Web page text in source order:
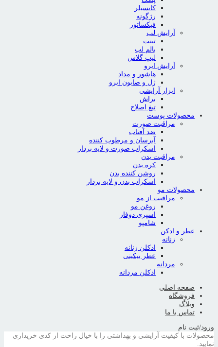
کانسیلر
رژگونه
فیکساتور
آرایش لب
تینت
بالم لب
لیپ گلاس
آرایش ابرو
هاشور و مداد
ژل و صابون ابرو
ابزار آرایشی
براش
تیغ اصلاح
محصولات پوست
مراقبت صورت
ضد آفتاب
آبرسان و مرطوب کننده
اسکراب صورت و لایه بردار
مراقبت بدن
کره بدن
روشن کننده بدن
اسکراب بدن و لایه بردار
محصولات مو
مراقبت از مو
روغن مو
اسپری دوفاز
شامپو
عطر و ادکن
زنانه
ادکلن زنانه
عطر بیکینی
مردانه
ادکلن مردانه
صفحه اصلی
فروشگاه
وبلاگ
تماس با ما
ورود/ثبت نام
محصولات با کیفیت آرایشی و بهداشتی را با خیال راحت از کدی خریداری
نمایید.